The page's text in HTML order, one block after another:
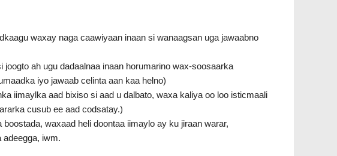
waxay naga caawiyaan inaan si wanaagsan uga jawaabno
ah ugu dadaalnaa inaan horumarino wax-soosaarka
iyo jawaab celinta aan kaa helno)
iimaylka aad bixiso si aad u dalbato, waxa kaliya oo loo isticmaali
cusub ee aad codsatay.)
waxaad heli doontaa iimaylo ay ku jiraan warar,
iwm.